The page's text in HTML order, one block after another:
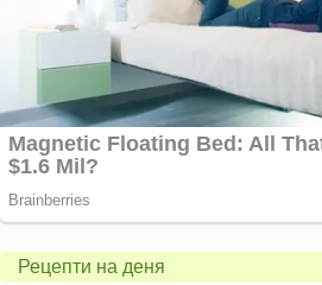
Рецепти на деня
Свинско
с